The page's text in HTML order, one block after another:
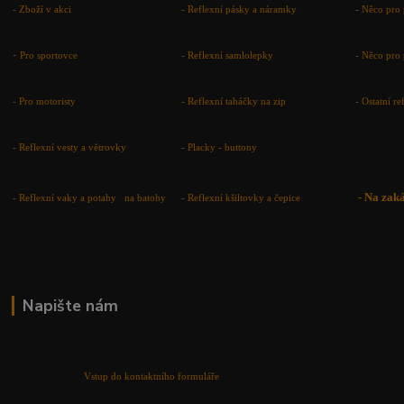
- Zboží v akci -Reflexní pásky a náramky -Něco pro
-Pro sportovce -Reflexní samlolepky -Něco pro
- Pro motoristy -Reflexní taháčky na zip -Ostatní
-Reflexní vesty a větrovky -Placky - buttony
-Reflexní vaky a potahy na batohy -Reflexní kšiltovky a čepice -Na
Napište nám
Vstup do kontaktního formuláře